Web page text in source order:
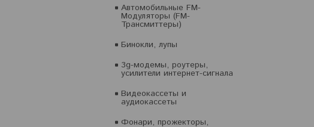
Автомобильные FM-
Модуляторы (FM-
Трансмиттеры)
Бинокли, лупы
3g-модемы, роутеры,
усилители интернет-сигнала
Видеокассеты и
аудиокассеты
Фонари, прожекторы,